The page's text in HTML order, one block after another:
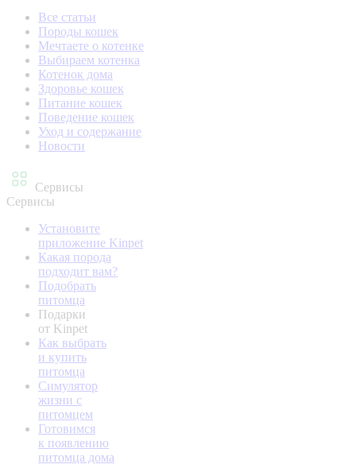
Все статьи
Породы кошек
Мечтаете о котенке
Выбираем котенка
Котенок дома
Здоровье кошек
Питание кошек
Поведение кошек
Уход и содержание
Новости
Сервисы
Сервисы
Установите
приложение Kinpet
Какая порода
подходит вам?
Подобрать
питомца
Подарки
от Kinpet
Как выбрать
и купить
питомца
Симулятор
жизни с
питомцем
Готовимся
к появлению
питомца дома